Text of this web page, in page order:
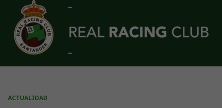
Skip to main content
ACTUALIDAD